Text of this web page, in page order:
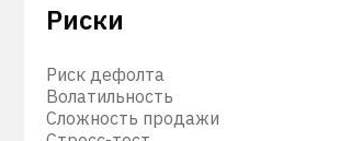
Риски
Риск дефолта
Волатильность
Сложность продажи